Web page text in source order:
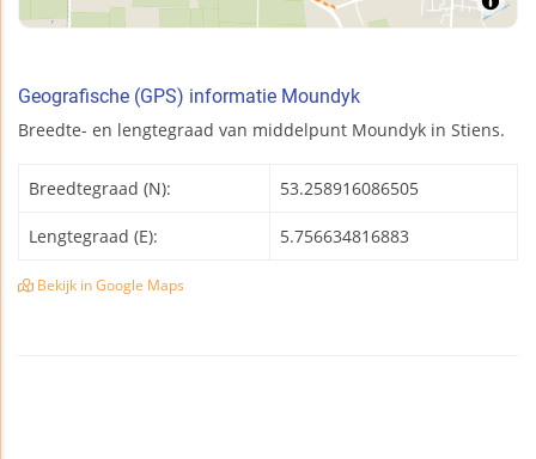
Geografische (GPS) informatie Moundyk
Breedte- en lengtegraad van middelpunt Moundyk in Stiens.
Breedtegraad (N): 53.258916086505
Lengtegraad (E): 5.756634816883
Bekijk in Google Maps